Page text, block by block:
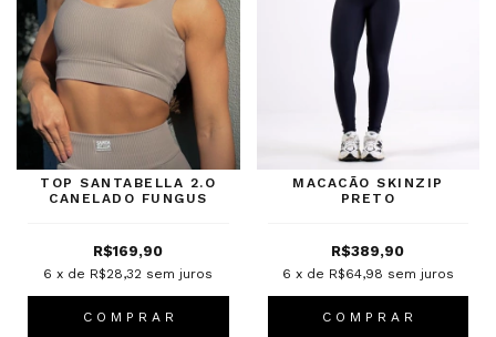
TOP SANTABELLA 2.O
CANELADO FUNGUS
R$169,90
6 x de R$28,32 sem juros
C O M P R A R
MACACÃO SKINZIP
PRETO
R$389,90
6 x de R$64,98 sem juros
C O M P R A R